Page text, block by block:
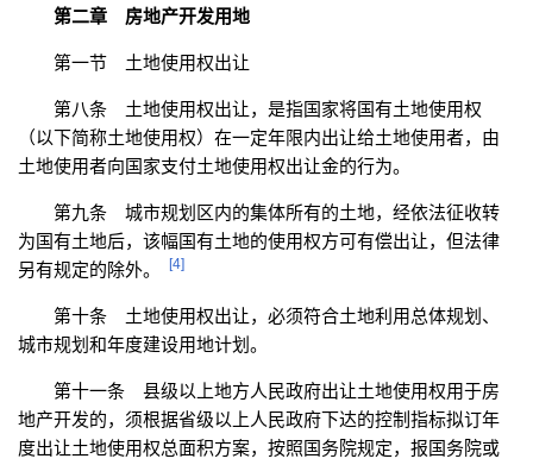
第二章 房地产开发用地
第一节 土地使用权出让
第八条 土地使用权出让，是指国家将国有土地使用权
（以下简称土地使用权）在一定年限内出让给土地使用者，由
土地使用者向国家支付土地使用权出让金的行为。
第九条 城市规划区内的集体所有的土地，经依法征收转
为国有土地后，该幅国有土地的使用权方可有偿出让，但法律
另有规定的除外。
[4]
第十条 土地使用权出让，必须符合土地利用总体规划、
城市规划和年度建设用地计划。
第十一条 县级以上地方人民政府出让土地使用权用于房
地产开发的，须根据省级以上人民政府下达的控制指标拟订年
度出让土地使用权总面积方案，按照国务院规定，报国务院或